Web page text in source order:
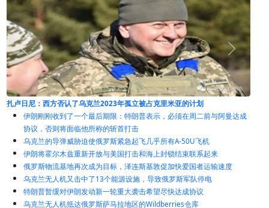
有消息称，朝鲜已将一支导弹部队转移至俄罗斯。
伊朗刚刚收到了一个最后期限：特朗普表示，必须在周二前与阿曼达成
协议，否则将面临他所称的斩首打击
乌克兰的导弹威胁迫使俄罗斯紧急起飞几乎所有A-50U飞机
伊朗将霍尔木兹重新开放与美国打击和海上封锁结束联系起来
俄罗斯物流基地再次成为目标，泽连斯基敦促加快爱国者运输速度
乌克兰无人机又击中了13个能源设施，导致俄罗斯军队停电
特朗普暂缓对伊朗发动新一轮重大袭击希望尽快达成协议